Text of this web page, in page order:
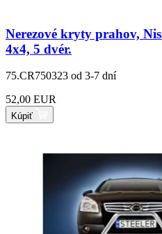
Nerezové kryty prahov,
4x4, 5 dvér.
75.CR750323 od 3-7 dní
52,00 EUR
Kúpiť